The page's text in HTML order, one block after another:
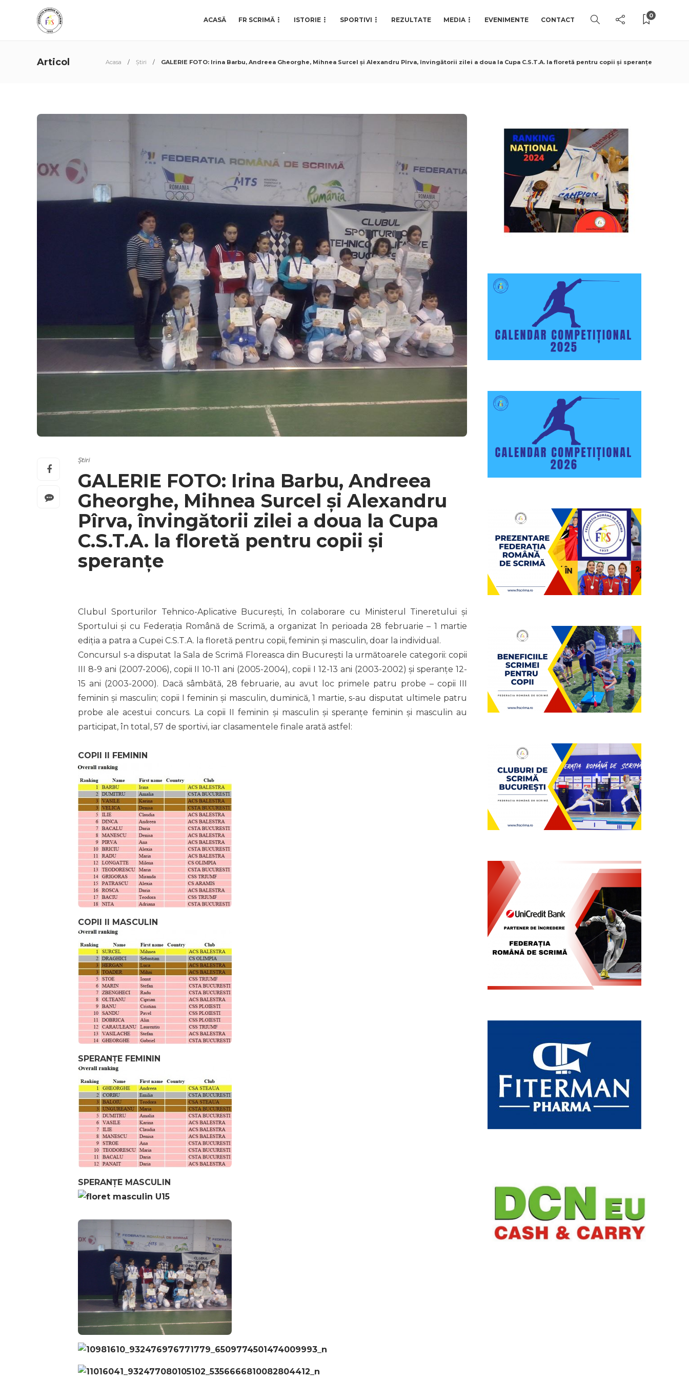
ACASĂ FR SCRIMĂ ISTORIE SPORTIVI REZULTATE MEDIA EVENIMENTE CONTACT
0
Articol Acasa Știri GALERIE FOTO: Irina Barbu, Andreea Gheorghe, Mihnea Surcel și Alexandru Pîrva, învingătorii zilei a doua la Cupa C.S.T.A. la floretă pentru copii și speranțe
Știri
GALERIE FOTO: Irina Barbu, Andreea
Gheorghe, Mihnea Surcel și Alexandru
Pîrva, învingătorii zilei a doua la Cupa
C.S.T.A. la floretă pentru copii și
speranțe
Clubul Sporturilor Tehnico-Aplicative București, în colaborare cu Ministerul Tineretului și
Sportului și cu Federația Română de Scrimă, a organizat în perioada 28 februarie – 1 martie
ediția a patra a Cupei C.S.T.A. la floretă pentru copii, feminin și masculin, doar la individual.
Concursul s-a disputat la Sala de Scrimă Floreasca din București la următoarele categorii: copii
III 8-9 ani (2007-2006), copii II 10-11 ani (2005-2004), copii I 12-13 ani (2003-2002) și speranțe 12-
15 ani (2003-2000). Dacă sâmbătă, 28 februarie, au avut loc primele patru probe – copii III
feminin și masculin; copii I feminin și masculin, duminică, 1 martie, s-au disputat ultimele patru
probe ale acestui concurs. La copii II feminin și masculin și speranțe feminin și masculin au
participat, în total, 57 de sportivi, iar clasamentele finale arată astfel:
COPII II FEMININ
COPII II MASCULIN
SPERANȚE FEMININ
SPERANȚE MASCULIN